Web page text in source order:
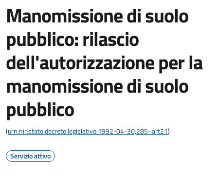
Manomissione di suolo
pubblico: rilascio
dell'autorizzazione per la
manomissione di suolo
pubblico
(urn:nir:stato:decreto.legislativo:1992-04-30;285~art21)
Servizio attivo